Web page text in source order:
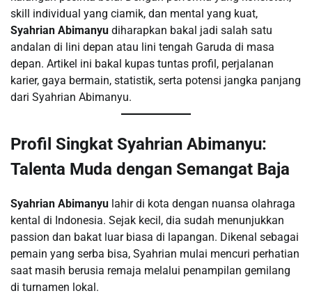
skill individual yang ciamik, dan mental yang kuat,
Syahrian Abimanyu diharapkan bakal jadi salah satu
andalan di lini depan atau lini tengah Garuda di masa
depan. Artikel ini bakal kupas tuntas profil, perjalanan
karier, gaya bermain, statistik, serta potensi jangka panjang
dari Syahrian Abimanyu.
Profil Singkat Syahrian Abimanyu:
Talenta Muda dengan Semangat Baja
Syahrian Abimanyu lahir di kota dengan nuansa olahraga
kental di Indonesia. Sejak kecil, dia sudah menunjukkan
passion dan bakat luar biasa di lapangan. Dikenal sebagai
pemain yang serba bisa, Syahrian mulai mencuri perhatian
saat masih berusia remaja melalui penampilan gemilang
di turnamen lokal.